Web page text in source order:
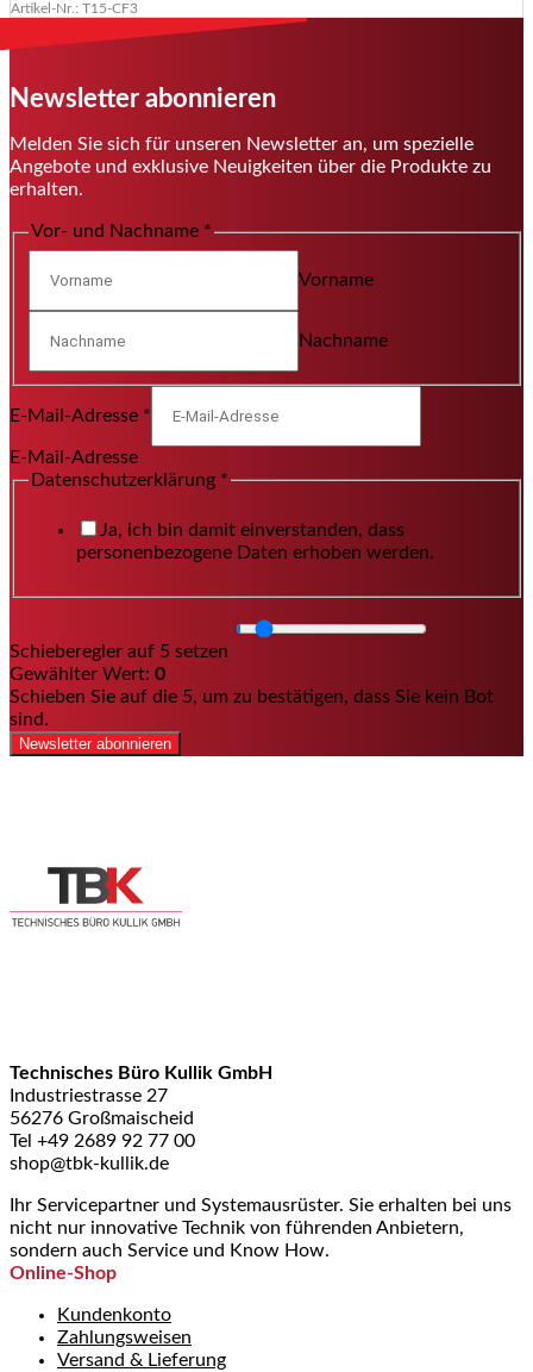
Artikel-Nr.: T15-CF3
Newsletter abonnieren
Melden Sie sich für unseren Newsletter an, um spezielle
Angebote und exklusive Neuigkeiten über die Produkte zu
erhalten.
Vor- und Nachname *
Vorname
Nachname
E-Mail-Adresse *
E-Mail-Adresse
Datenschutzerklärung *
Ja, ich bin damit einverstanden, dass
personenbezogene Daten erhoben werden.
Schieberegler auf 5 setzen
Gewählter Wert: 0
Schieben Sie auf die 5, um zu bestätigen, dass Sie kein Bot
sind.
Newsletter abonnieren
Technisches Büro Kullik GmbH
Industriestrasse 27
56276 Großmaischeid
Tel +49 2689 92 77 00
shop@tbk-kullik.de
Ihr Servicepartner und Systemausrüster. Sie erhalten bei uns
nicht nur innovative Technik von führenden Anbietern,
sondern auch Service und Know How.
Online-Shop
Kundenkonto
Zahlungsweisen
Versand & Lieferung